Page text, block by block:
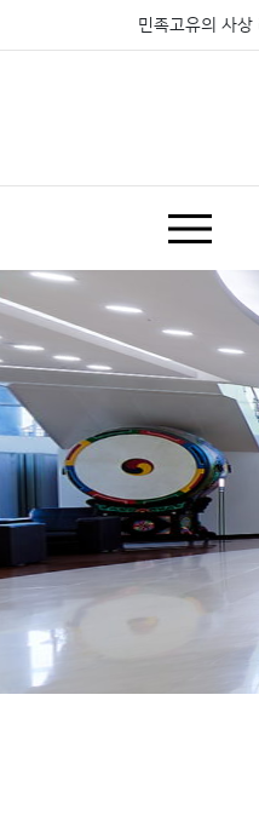
민족고유의 사